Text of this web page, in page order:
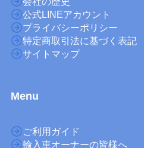
公式LINEアカウント
プライバシーポリシー
特定商取引法に基づく表記
サイトマップ
Menu
ご利用ガイド
輸入車オーナーの皆様へ